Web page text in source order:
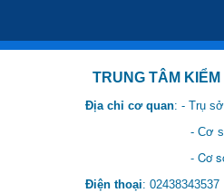
TRUNG TÂM KIỂM SOÁT
Địa chỉ cơ quan: - Trụ
- Cơ sở 2: Khu Hành
- Cơ sở 3: Số 1 Ngõ 2
Điện thoại: